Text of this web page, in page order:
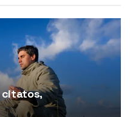
citatos,